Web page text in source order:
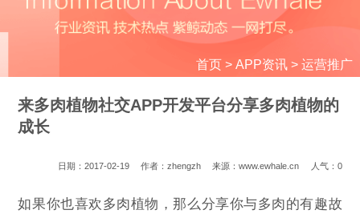
首页> APP资讯> 运营推广
来多肉植物社交APP开发平台分享多肉植物的
成长
日期：2017-02-19 作者：zhengzh 来源：www.ewhale.cn 人气： 0
如果你也喜欢多肉植物，那么分享你与多肉的有趣故